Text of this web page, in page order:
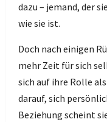
dazu – jemand, der
wie sie ist.
Doch nach einigen
mehr Zeit für sich
sich auf ihre Rolle
darauf, sich
Beziehung scheint